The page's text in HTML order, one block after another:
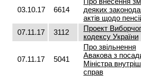
03.10.17 6614
деяких
актів щодо
07.11.17 3112
Проект
кодексу України
07.11.17 5041
Про звільнення
Авакова з
Міністра
справ